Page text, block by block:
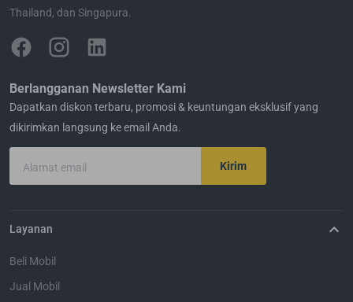
Thailand, dan Singapura.
Berlangganan Newsletter Kami
Dapatkan diskon terbaru, promosi & keuntungan eksklusif yang
dikirimkan langsung ke email Anda.
Alamat email Kirim
Layanan
Beli Mobil
Jual Mobil